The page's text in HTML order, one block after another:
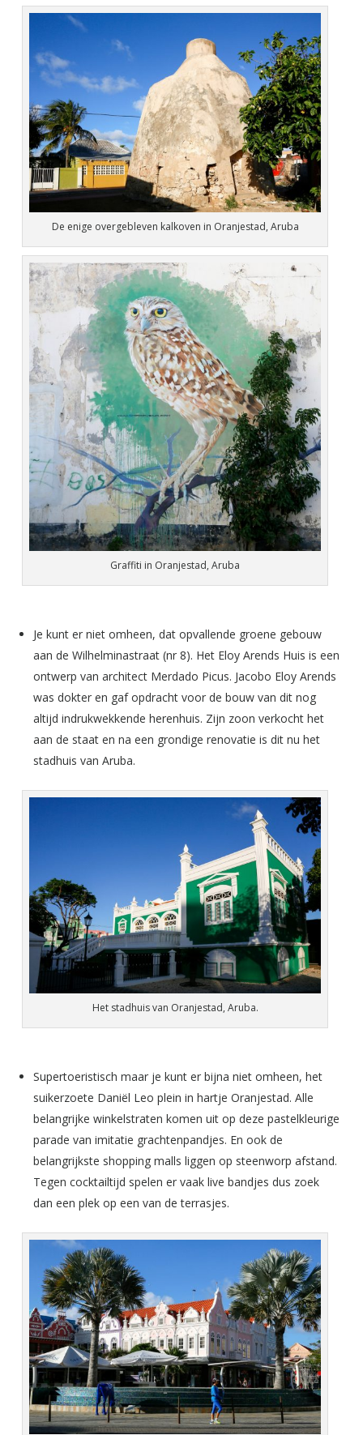
De enige overgebleven kalkoven in Oranjestad, Aruba
Graffiti in Oranjestad, Aruba
Je kunt er niet omheen, dat opvallende groene gebouw
aan de Wilhelminastraat (nr 8). Het Eloy Arends Huis is een
ontwerp van architect Merdado Picus. Jacobo Eloy Arends
was dokter en gaf opdracht voor de bouw van dit nog
altijd indrukwekkende herenhuis. Zijn zoon verkocht het
aan de staat en na een grondige renovatie is dit nu het
stadhuis van Aruba.
Het stadhuis van Oranjestad, Aruba.
Supertoeristisch maar je kunt er bijna niet omheen, het
suikerzoete Daniël Leo plein in hartje Oranjestad. Alle
belangrijke winkelstraten komen uit op deze pastelkleurige
parade van imitatie grachtenpandjes. En ook de
belangrijkste shopping malls liggen op steenworp afstand.
Tegen cocktailtijd spelen er vaak live bandjes dus zoek
dan een plek op een van de terrasjes.